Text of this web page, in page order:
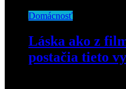
Domácnosť
Láska ako z
postačia tieto